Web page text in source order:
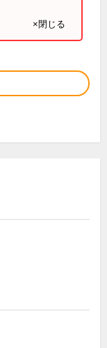
×閉じる